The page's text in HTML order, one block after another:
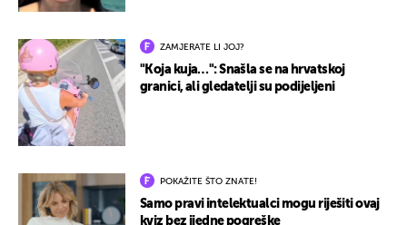
ZAMJERATE LI JOJ?
"Koja kuja…": Snašla se na hrvatskoj
granici, ali gledatelji su podijeljeni
POKAŽITE ŠTO ZNATE!
Samo pravi intelektualci mogu riješiti ovaj
kviz bez ijedne pogreške